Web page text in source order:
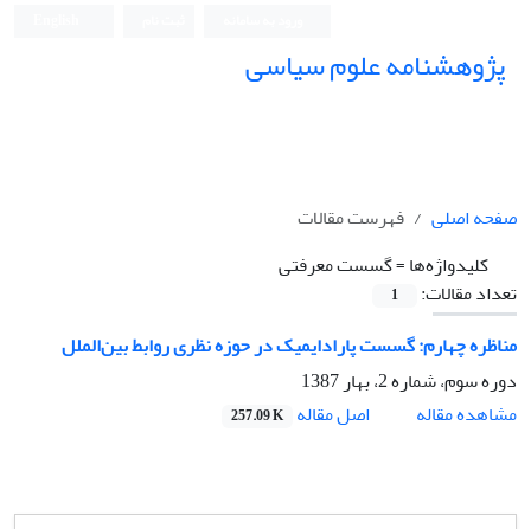
پژوهشنامه علوم سیاسی
صفحه اصلی
فهرست مقالات
کلیدواژه‌ها =گسست معرفتی
تعداد مقالات:
1
مناظره چهارم: گسست پارادایمیک در حوزه نظری روابط بین‌الملل
دوره سوم، شماره 2، بهار 1387
مشاهده مقاله
اصل مقاله 257.09 K